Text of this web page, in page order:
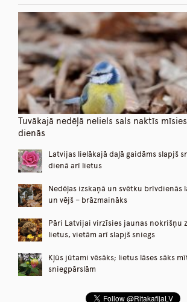
Tuvākajā nedēļā neliels sals naktīs
dienās
Latvijas lielākajā daļā gaidāms slapjš
dienā arī lietus
Nedēļas izskaņā un svētku brīvdienās
un vējš – brāzmaināks
Pāri Latvijai virzīsies jaunas nokrišņu
lietus, vietām arī slapjš sniegs
Kļūs jūtami vēsāks; lietus lāses sāks
sniegpārslām